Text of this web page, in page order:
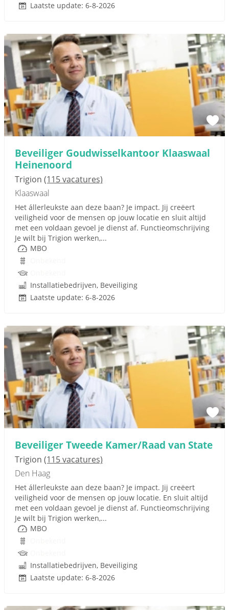
Laatste update: 6-8-2026
Beveiliger Goudwisselkantoor Klaaswaal
Heinenoord
Trigion (115 vacatures)
Klaaswaal
Het állerleukste aan deze baan? Je impact. Jij creëert
veiligheid voor de mensen op jouw locatie en sluit altijd
met een voldaan gevoel je dienst af. Functieomschrijving
Je wilt bij Trigion werken,...
MBO
Installatiebedrijven, Beveiliging
Laatste update: 6-8-2026
Beveiliger Tweede Kamer/Raad van State
Trigion (115 vacatures)
Den Haag
Het állerleukste aan deze baan? Je impact. Jij creëert
veiligheid voor de mensen op jouw locatie. En sluit altijd
met een voldaan gevoel je dienst af. Functieomschrijving
Je wilt bij Trigion werken,...
MBO
Installatiebedrijven, Beveiliging
Laatste update: 6-8-2026